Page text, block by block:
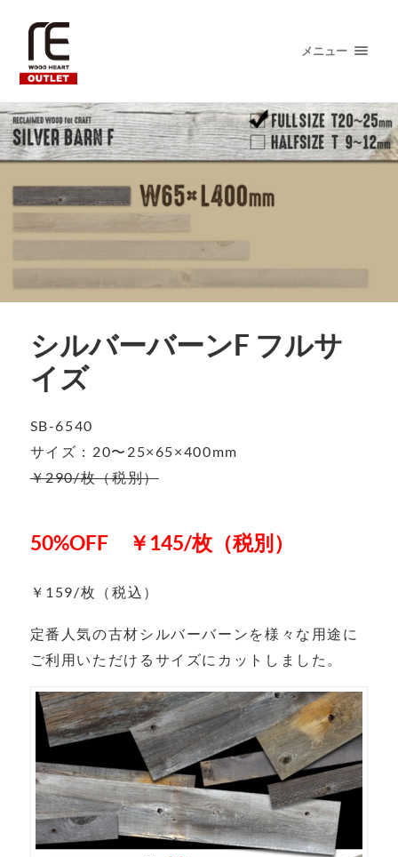
メニュー
シルバーバーンF フルサ
イズ
SB-6540
サイズ：20〜25×65×400mm
￥290/枚（税別）
50%OFF ￥145/枚（税別）
￥159/枚（税込）
定番人気の古材シルバーバーンを様々な用途に
ご利用いただけるサイズにカットしました。